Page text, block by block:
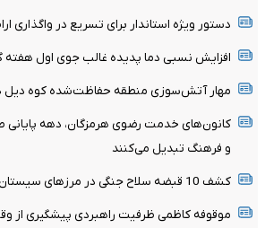
دستور ویژه استاندار برای تسریع در واگذاری اراضی
افزایش نسبی دما پدیده غالب جوی اول هفته
مهار آتش‌سوزی منطقه حفاظت‌شده کوه دیل
کانون‌های خدمت رضوی هرمزگان، دهه
و فرهنگ تبدیل می‌کنند
کشف 10 قبضه سلاح جنگی در مرزهای سیستان و بلوچستان
موقوفه کاظمی ظرفیت راهبردی پیشگیری از